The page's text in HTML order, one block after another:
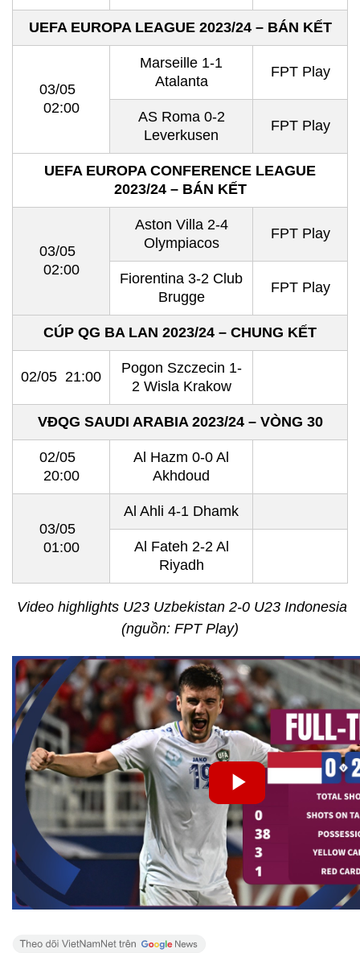
UEFA EUROPA LEAGUE 2023/24 – BÁN KẾT
03/05
02:00
Marseille 1-1
Atalanta
FPT Play
AS Roma 0-2
Leverkusen
FPT Play
UEFA EUROPA CONFERENCE LEAGUE
2023/24 – BÁN KẾT
03/05
02:00
Aston Villa 2-4
Olympiacos
FPT Play
Fiorentina 3-2 Club
Brugge
FPT Play
CÚP QG BA LAN 2023/24 – CHUNG KẾT
02/05 21:00
Pogon Szczecin 1-
2 Wisla Krakow
VĐQG SAUDI ARABIA 2023/24 – VÒNG 30
02/05
20:00
Al Hazm 0-0 Al
Akhdoud
03/05
01:00
Al Ahli 4-1 Dhamk
Al Fateh 2-2 Al
Riyadh
Video highlights U23 Uzbekistan 2-0 U23 Indonesia
(nguồn: FPT Play)